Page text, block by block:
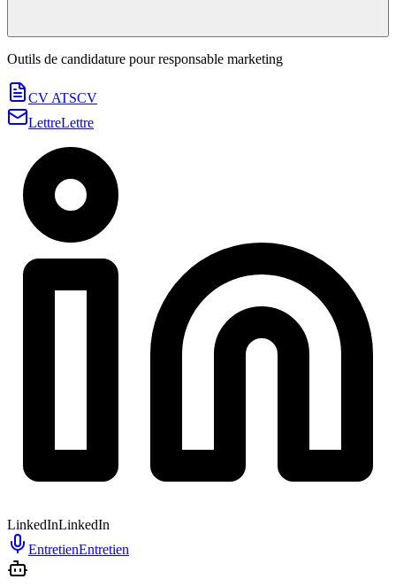
Outils de candidature pourresponsable marketing
CV ATSCV
LettreLettre
LinkedInLinkedIn
EntretienEntretien